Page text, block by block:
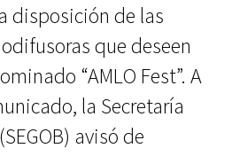
disposición de las
que deseen
“AMLO Fest”. A
la Secretaría
avisó de